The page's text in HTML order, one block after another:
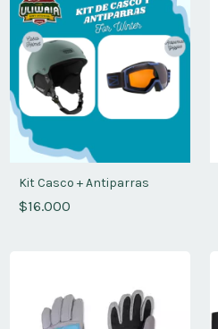
Kit Casco + Antiparras
$16.000